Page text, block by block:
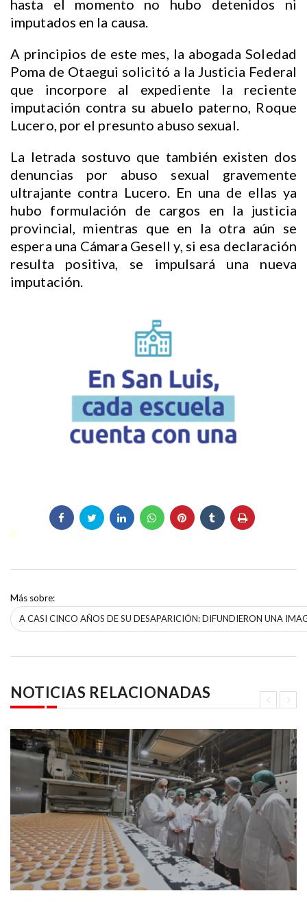
hasta el momento no hubo detenidos ni
imputados en la causa.
A principios de este mes, la abogada Soledad
Poma de Otaegui solicitó a la Justicia Federal
que incorpore al expediente la reciente
imputación contra su abuelo paterno, Roque
Lucero, por el presunto abuso sexual.
La letrada sostuvo que también existen dos
denuncias por abuso sexual gravemente
ultrajante contra Lucero. En una de ellas ya
hubo formulación de cargos en la justicia
provincial, mientras que en la otra aún se
espera una Cámara Gesell y, si esa declaración
resulta positiva, se impulsará una nueva
imputación.
Más sobre:
A CASI CINCO AÑOS DE SU DESAPARICIÓN: DIFUNDIERON UNA
NOTICIAS RELACIONADAS